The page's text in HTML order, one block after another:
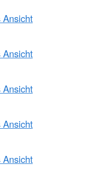
Ansicht
Ansicht
Ansicht
Ansicht
Ansicht